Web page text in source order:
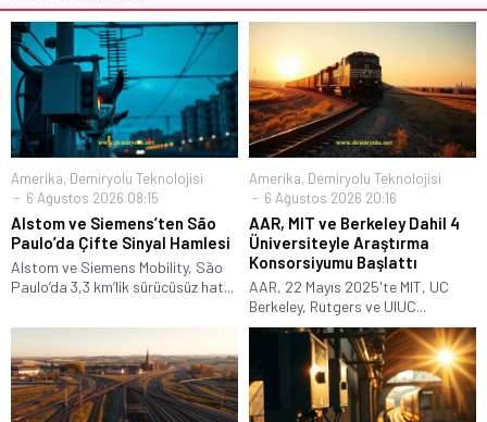
Amerika, Demiryolu Teknolojisi
6 Ağustos 2026 08:15
Alstom ve Siemens’ten São
Paulo’da Çifte Sinyal Hamlesi
Alstom ve Siemens Mobility, São
Paulo’da 3,3 km’lik sürücüsüz hat...
Amerika, Demiryolu Teknolojisi
6 Ağustos 2026 20:16
AAR, MIT ve Berkeley Dahil 4
Üniversiteyle Araştırma
Konsorsiyumu Başlattı
AAR, 22 Mayıs 2025'te MIT, UC
Berkeley, Rutgers ve UIUC...